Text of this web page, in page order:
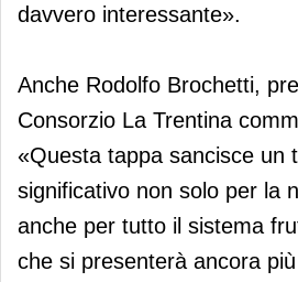
davvero interessante».
Anche Rodolfo Brochetti,
Consorzio La Trentina
«Questa tappa sancisce un
significativo non solo per la
anche per tutto il sistema
che si presenterà ancora